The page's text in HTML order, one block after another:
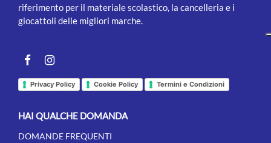
riferimento per il materiale scolastico, la cancelleria e i
giocattoli delle migliori marche.
Facebookinstagram
Privacy Policy Cookie Policy Termini e Condizioni
HAI QUALCHE DOMANDA
DOMANDE FREQUENTI